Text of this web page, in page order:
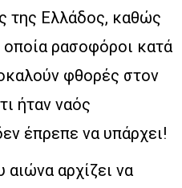
της Ελλάδος, καθώς
ρασοφόροι κατά
φθορές στον
ήταν ναός
έπρεπε να υπάρχει!
αρχίζει να